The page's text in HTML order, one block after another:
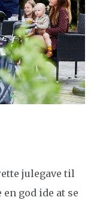
julegave til
god ide at se